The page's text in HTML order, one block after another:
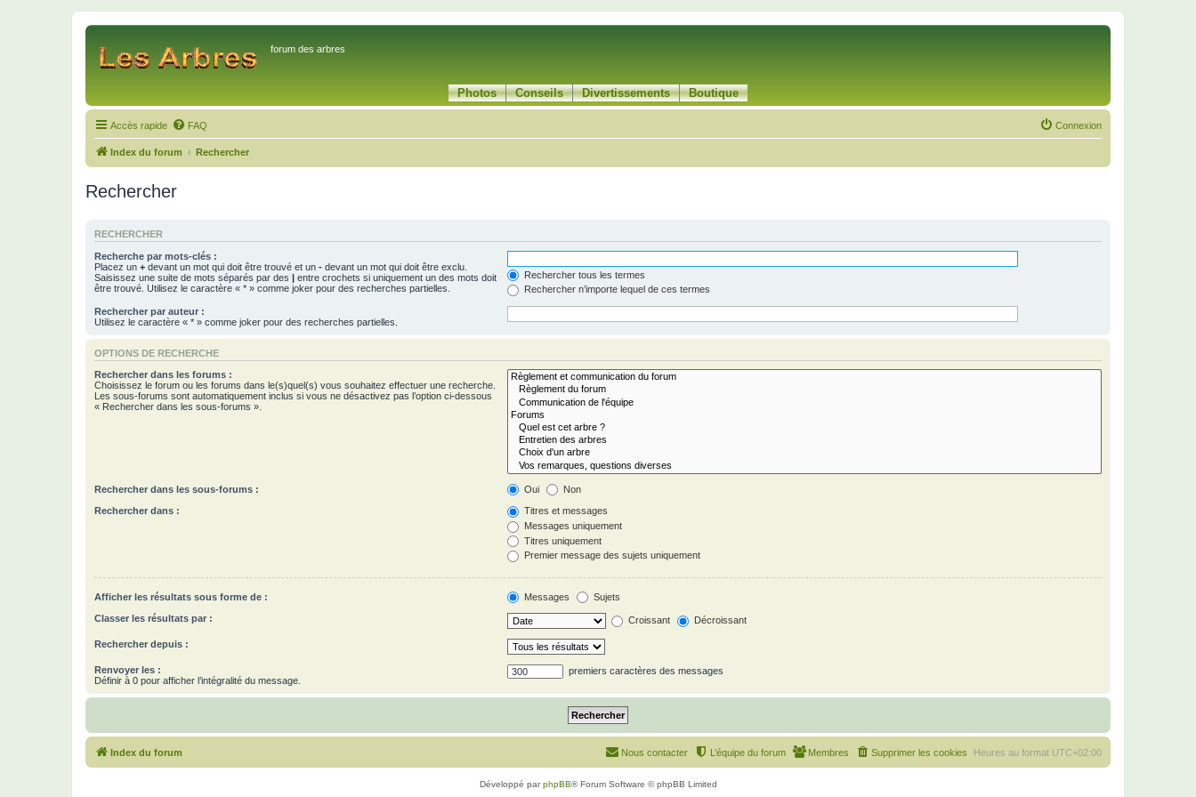
forum des arbres
Photos Conseils Divertissements Boutique
Accès rapide FAQ Connexion
Index du forum Rechercher
Rechercher
RECHERCHER
Recherche par mots-clés :
Placez un + devant un mot qui doit être trouvé et un - devant un mot qui doit être exclu.
Saisissez une suite de mots séparés par des | entre crochets si uniquement un des mots doit
être trouvé. Utilisez le caractère « * » comme joker pour des recherches partielles.
Rechercher tous les termes
Rechercher n’importe lequel de ces termes
Rechercher par auteur :
Utilisez le caractère « * » comme joker pour des recherches partielles.
OPTIONS DE RECHERCHE
Rechercher dans les forums :
Choisissez le forum ou les forums dans le(s)quel(s) vous souhaitez effectuer une recherche.
Les sous-forums sont automatiquement inclus si vous ne désactivez pas l’option ci-dessous
« Rechercher dans les sous-forums ».
Rechercher dans les sous-forums : Oui Non
Rechercher dans :
Titres et messages
Messages uniquement
Titres uniquement
Premier message des sujets uniquement
Afficher les résultats sous forme de : Messages Sujets
Classer les résultats par : Croissant Décroissant
Rechercher depuis :
Renvoyer les :
Définir à 0 pour afficher l’intégralité du message.
premiers caractères des messages
Index du forum Heures au format UTC+02:00
Supprimer les cookies
Membres
L’équipe du forum
Nous contacter
Développé parphpBB® Forum Software © phpBB Limited